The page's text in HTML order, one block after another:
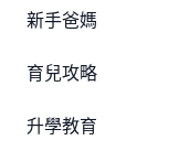
新手爸媽
育兒攻略
升學教育